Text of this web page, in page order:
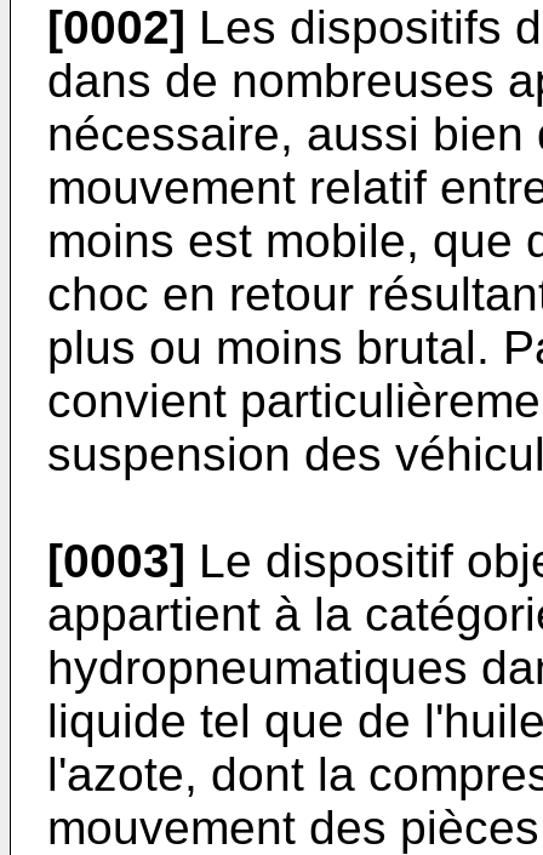
[0002] Les dispositifs
dans de nombreuses
nécessaire, aussi
mouvement relatif
moins est mobile, que
choc en retour
plus ou moins brutal.
convient
suspension des
[0003] Le dispositif
appartient à la
hydropneumatiques
liquide tel que de
l'azote, dont la
mouvement des